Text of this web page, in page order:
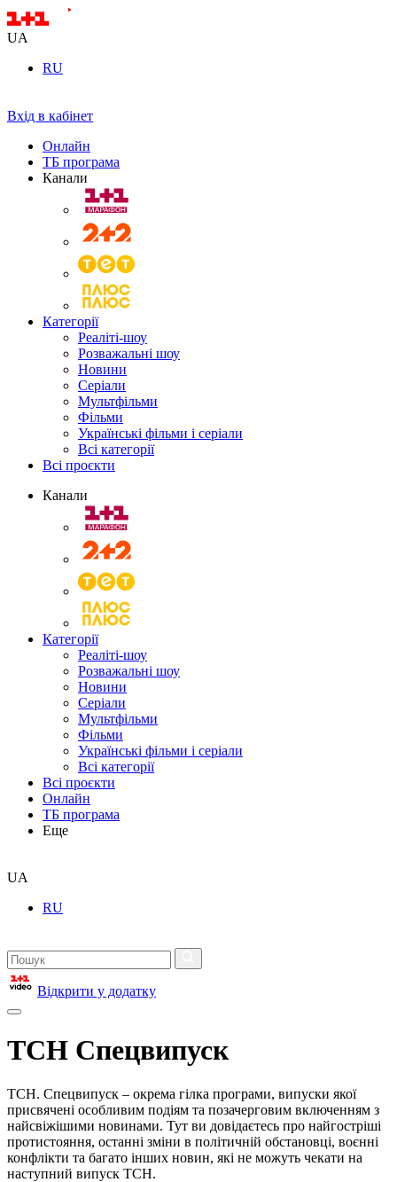
UA
RU
Вхід в кабінет
Онлайн
ТБ програма
Канали
Категорії
Реаліті-шоу
Розважальні шоу
Новини
Серіали
Мультфільми
Фільми
Українські фільми і серіали
Всі категорії
Всі проєкти
Канали
Категорії
Реаліті-шоу
Розважальні шоу
Новини
Серіали
Мультфільми
Фільми
Українські фільми і серіали
Всі категорії
Всі проєкти
Онлайн
ТБ програма
Еще
UA
RU
Відкрити у додатку
ТСН Спецвипуск
ТСН. Спецвипуск – окрема гілка програми, випуски якої
присвячені особливим подіям та позачерговим включенням з
найсвіжішими новинами. Тут ви довідаєтесь про найгостріші
протистояння, останні зміни в політичній обстановці, воєнні
конфлікти та багато інших новин, які не можуть чекати на
наступний випуск ТСН.